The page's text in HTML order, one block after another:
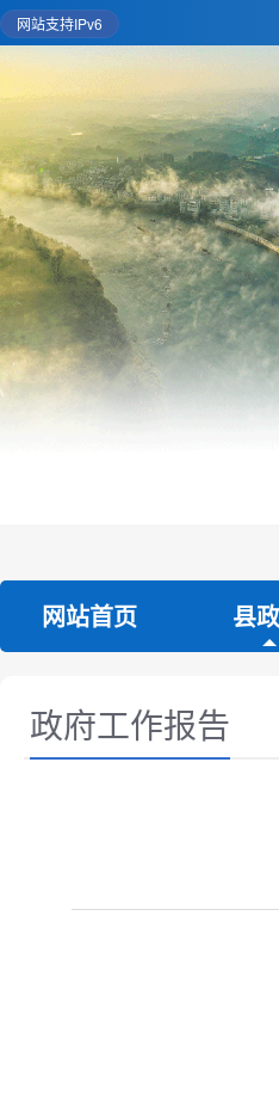
网站支持IPv6
网站首页 县
政府工作报告